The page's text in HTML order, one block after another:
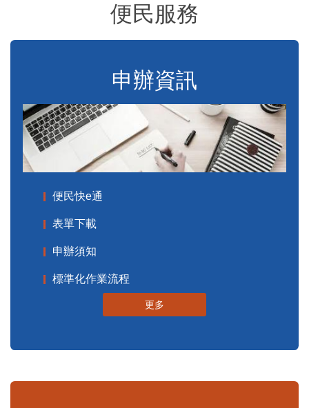
便民服務
申辦資訊
便民快e通
表單下載
申辦須知
標準化作業流程
更多